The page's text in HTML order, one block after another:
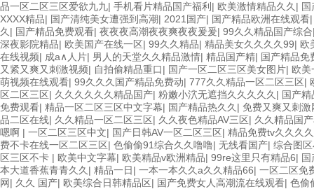
品一区二区三区爱欲九九| 手机看片精品国产福利 | 欧美激情精品久久 |
XXXX精品| 国产清纯美女遭强到高潮| 2021国产| 国产精品欧洲在线观看
久 | 国产精品免费观看| 夜夜夜高潮夜夜爽夜夜爰爰| 99久久精品国产综合
深夜影院精品| 欧美国产在线一区| 99久久精品| 精品美女久久久久99| 欧
在线视频| 成a∧人片| 男人的天堂久久精品激情| 精品国产精| 国产精品免
又紧又爽又刺激视频| 自拍偷精品重口| 国产一区二区三区美女图片| 欧美
萌视频在线观看| 99久久久国产精品免费动| 777久久精品一区二区三区|
区二区三区| 久久久久久久精品国产| 粉嫩小泬无遮挡久久久久久 | 国产
免费观看| 精品一区二区三区中文字幕| 国产精品热久久 | 免费又爽又刺激
品二区在线| 久久精品一区二区三区| 久久夜色精品AV三区| 久久精品国
嗯啊 | 一区二区三区中文| 国产日韩AV一区二区三区| 精品免费tv久久久
费不卡在线一区二区三区| 色偷偷91综合久久噜噜| 无线看国产| 综合图
区三区不卡 | 欧美中文字幕| 欧美精品v欧洲精品| 99re这里只有精品6|
本大道香蕉青青久久 | 精品一日| 一本一本久久a久久精品66| 一区二区免
网| 久久 国产| 欧美综合日韩精品区| 国产免费女人高潮流在线观看| 色偷